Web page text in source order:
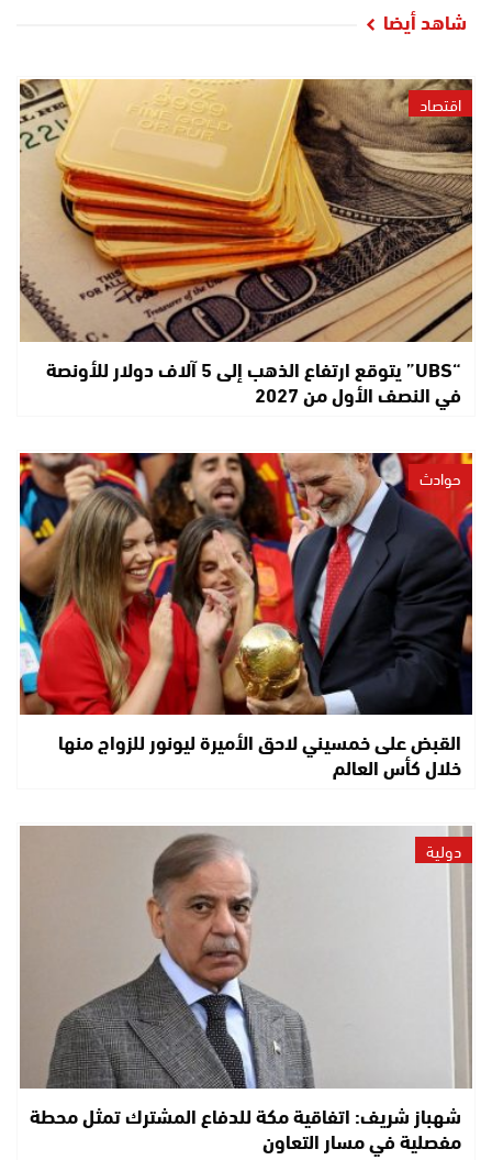
شاهد أيضا
اقتصاد
“UBS” يتوقع ارتفاع الذهب إلى 5 آلاف دولار للأونصة
في النصف الأول من 2027
حوادث
القبض على خمسيني لاحق الأميرة ليونور للزواج منها
خلال كأس العالم
دولية
شهباز شريف: اتفاقية مكة للدفاع المشترك تمثل محطة
مفصلية في مسار التعاون